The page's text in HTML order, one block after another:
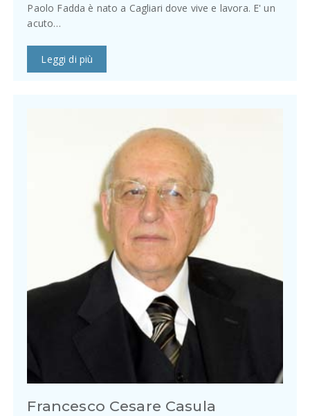
Paolo Fadda è nato a Cagliari dove vive e lavora. E' un
acuto…
Leggi di più
Francesco Cesare Casula